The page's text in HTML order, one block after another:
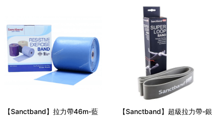
【Sanctband】拉力帶46m-藍
【Sanctband】超級拉力帶-銀